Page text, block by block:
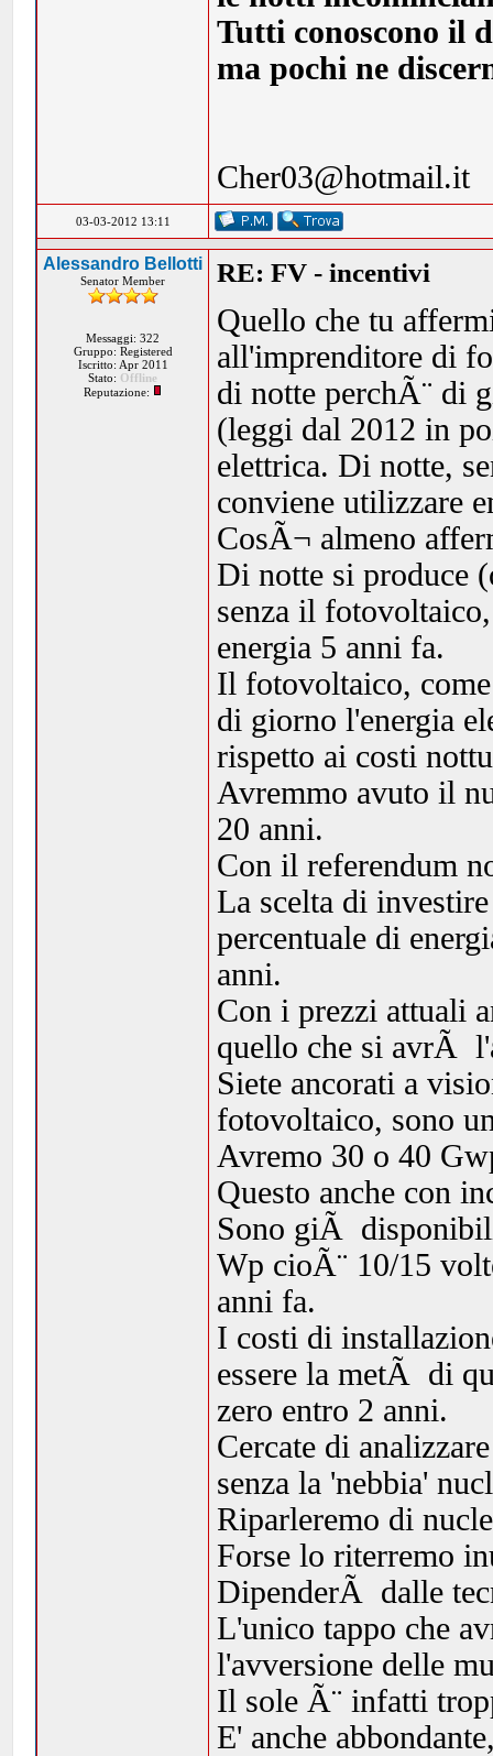
Tutti conoscono il
ma pochi ne
Cher03@hotmail.it
03-03-2012 13:11
Alessandro Bellotti
Senator Member
Messaggi: 322
Gruppo: Registered
Iscritto: Apr 2011
Stato: Offline
Reputazione:
RE: FV - incentivi
Quello che tu
all'imprenditore di
di notte perchÃ¨ di
(leggi dal 2012 in
elettrica. Di notte,
conviene utilizzare
CosÃ¬ almeno
Di notte si produce
senza il
energia 5 anni fa.
Il fotovoltaico,
di giorno l'energia
rispetto ai costi
Avremmo avuto il
20 anni.
Con il referendum
La scelta di
percentuale di
anni.
Con i prezzi attuali
quello che si avrÃ
Siete ancorati a
fotovoltaico, sono
Avremo 30 o 40
Questo anche con
Sono giÃ
Wp cioÃ¨ 10/15
anni fa.
I costi di
essere la metÃ di
zero entro 2 anni.
Cercate di
senza la 'nebbia'
Riparleremo di
Forse lo riterremo
DipenderÃ dalle
L'unico tappo che
l'avversione delle
Il sole Ã¨ infatti
E' anche